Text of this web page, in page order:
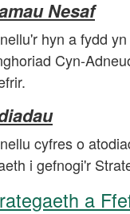
Nesaf
hyn a fydd
Cyn-
cyfres o
i gefnogi'r
a